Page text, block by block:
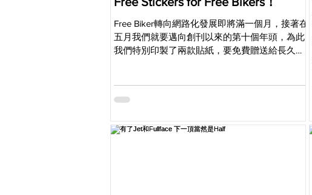
Free Biker轉向網路化發展即將滿一個月，接著在
五月我們就要邁向創刊以來的第十個年頭，為此
我們特別印製了兩款貼紙，要免費贈送給長久以